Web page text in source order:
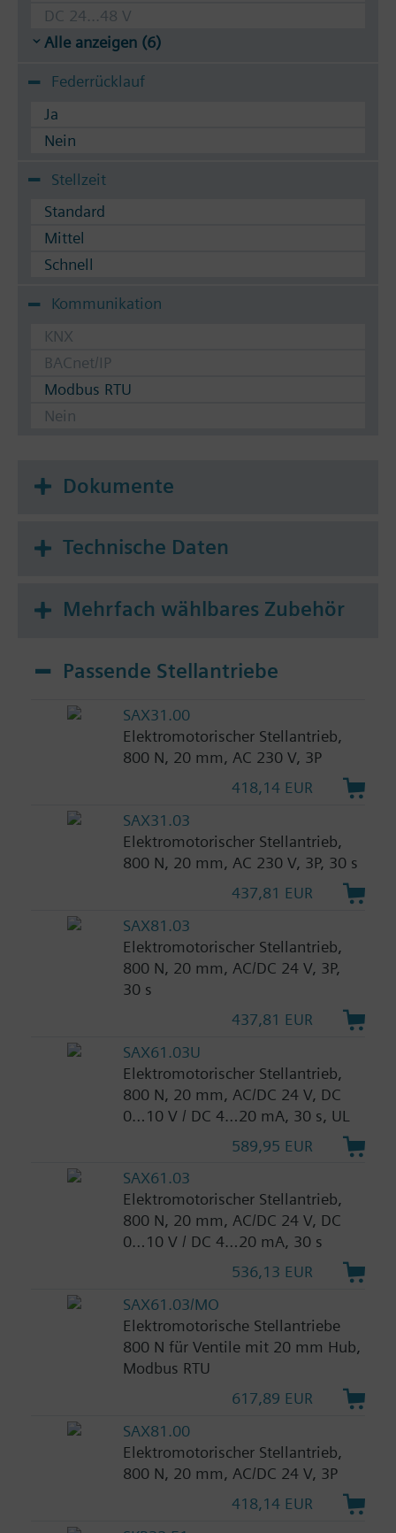
DC 24...48 V
Alle anzeigen (6)
Federrücklauf
Ja
Nein
Stellzeit
Standard
Mittel
Schnell
Kommunikation
KNX
BACnet/IP
Modbus RTU
Nein
Dokumente
Technische Daten
Mehrfach wählbares Zubehör
Passende Stellantriebe
SAX31.00
Elektromotorischer Stellantrieb,
800 N, 20 mm, AC 230 V, 3P
418,14 EUR
SAX31.03
Elektromotorischer Stellantrieb,
800 N, 20 mm, AC 230 V, 3P, 30 s
437,81 EUR
SAX81.03
Elektromotorischer Stellantrieb,
800 N, 20 mm, AC/DC 24 V, 3P,
30 s
437,81 EUR
SAX61.03U
Elektromotorischer Stellantrieb,
800 N, 20 mm, AC/DC 24 V, DC
0…10 V / DC 4…20 mA, 30 s, UL
589,95 EUR
SAX61.03
Elektromotorischer Stellantrieb,
800 N, 20 mm, AC/DC 24 V, DC
0…10 V / DC 4…20 mA, 30 s
536,13 EUR
SAX61.03/MO
Elektromotorische Stellantriebe
800 N für Ventile mit 20 mm Hub,
Modbus RTU
617,89 EUR
SAX81.00
Elektromotorischer Stellantrieb,
800 N, 20 mm, AC/DC 24 V, 3P
418,14 EUR